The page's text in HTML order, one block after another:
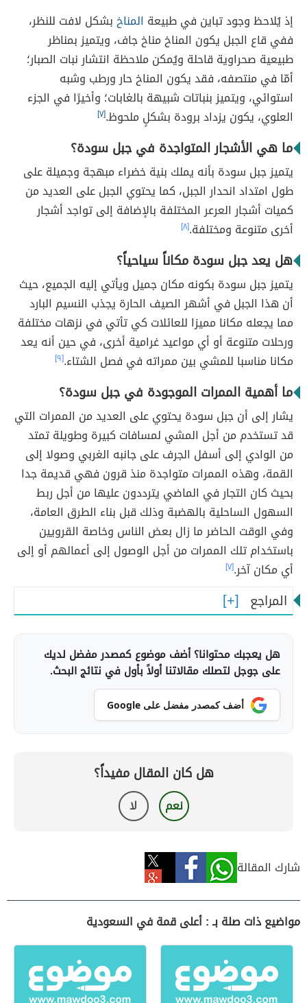
إذ يُلاحظ وجود تباين في طبيعة المناخبشكل لافت للنظر،
ففي قاع الجبل يكون المناخ مناخ جاف، ويتميز بمناظر
طبيعية صحراوية قاحلة ويُمكن ملاحظة انتشار نبات الصبار؛
أمّا في منتصفه، فقد يكون المناخ حار ورطب وشبه
استوائي، ويتميز بنباتات شبيهة بالغابات؛ وأخيرًا في الجزء
العلوي، يكون يزداد برودة بشكلٍ ملحوظ.[٧]
ما هي الأشجار المتواجدة في جبل سودة؟
يتميز جبل سودة بأنه يملك بنية خضراء مبهجة وجميلة على
طول امتداد انحدار الجبل، كما يحتوي الجبل على العديد من
كميات أشجار العرعر المختلفة بالإضافة إلى تواجد أشجار
أخرى متنوعة ومختلفة.[٨]
هل يعد جبل سودة مكاناً سياحياً؟
يتميز جبل سودة بكونه مكان جميل ويأتي إليه الجميع، حيث
أن هذا الجبل في أشهر الصيف الحارة يجذب النسيم البارد
مما يجعله مكانا مميزا للعائلات كي تأتي في نزهات مختلفة
ورحلات متنوعة أو أي مواعيد غرامية أخرى، في حين أنه يعد
مكانا مناسبا للمشي بين ممراته في فصل الشتاء.[٩]
ما أهمية الممرات الموجودة في جبل سودة؟
يشار إلى أن جبل سودة يحتوي على العديد من الممرات التي
قد تستخدم من أجل المشي لمسافات كبيرة وطويلة تمتد
من الوادي إلى أسفل الجرف على جانبه الغربي وصولا إلى
القمة، وهذه الممرات متواجدة منذ قرون فهي قديمة جدا
بحيث كان التجار في الماضي يترددون عليها من أجل ربط
السهول الساحلية بالهضبة وذلك قبل بناء الطرق العامة،
وفي الوقت الحاضر ما زال بعض الناس وخاصة القرويين
باستخدام تلك الممرات من أجل الوصول إلى أعمالهم أو إلى
أي مكان آخر.[٧]
المراجع
هل يعجبك محتوانا؟ أضف موضوع كمصدر مفضل لديك
على جوجل لتصلك مقالاتنا أولاً بأول في نتائج البحث.
أضف كمصدر مفضل على Google
هل كان المقال مفيداً؟
نعم لا
شارك المقالة
مواضيع ذات صلة بـ : أعلى قمة في السعودية